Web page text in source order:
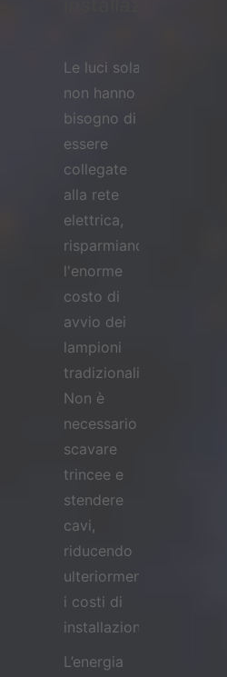
Le luci solari
non hanno
bisogno di
essere
collegate
alla rete
elettrica,
risparmiando
l'enorme
costo di
avvio dei
lampioni
tradizionali.
Non è
necessario
scavare
trincee e
stendere
cavi,
riducendo
ulteriormente
i costi di
installazione.
L’energia